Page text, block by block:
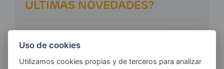
ÚLTIMAS NOVEDADES?
Uso de cookies
Utilizamos cookies propias y de terceros para analizar